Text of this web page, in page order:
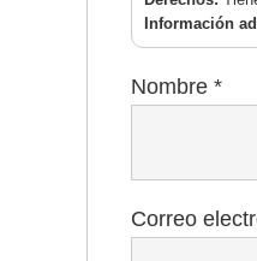
Información
Nombre *
Correo